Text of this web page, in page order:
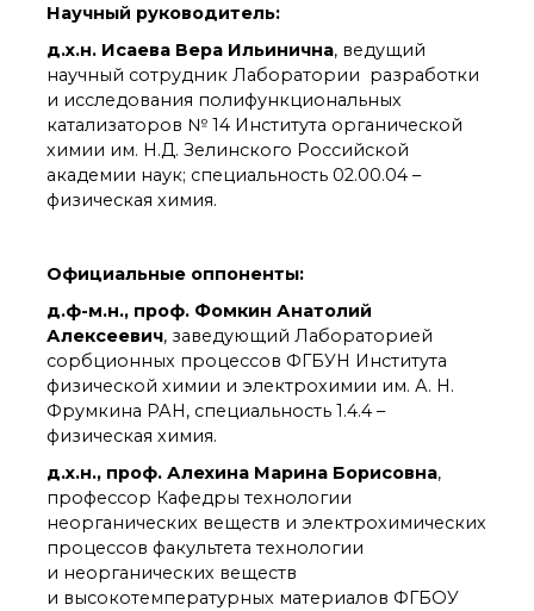
Библиотека
Инфоресурсы
Профком
Документы
Контакты
Основные
Важнейшие
достижения института
Научный Совет РАН
по органической
химии
Искусственный
интеллект (ИИ)
в химии
Аддитивные
технологии
Электронная
микроскопия
Награды сотрудников
ИОХ РАН
Научный руководитель:
д.х.н. Исаева Вера Ильинична, ведущий
научный сотрудник Лаборатории разработки
и исследования полифункциональных
катализаторов № 14 Института органической
химии им. Н.Д. Зелинского Российской
академии наук; специальность 02.00.04 –
физическая химия.
Официальные оппоненты:
д.ф-м.н., проф. Фомкин Анатолий
Алексеевич, заведующий Лабораторией
сорбционных процессов ФГБУН Института
физической химии и электрохимии им. А. Н.
Фрумкина РАН, специальность 1.4.4 –
физическая химия.
д.х.н., проф. Алехина Марина Борисовна,
профессор Кафедры технологии
неорганических веществ и электрохимических
процессов факультета технологии
и неорганических веществ
и высокотемпературных материалов ФГБОУ